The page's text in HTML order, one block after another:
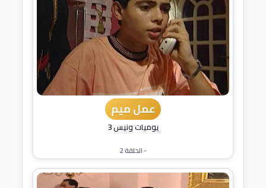
عمل ميم
يوميات ونيس 3
- الحلقة 2